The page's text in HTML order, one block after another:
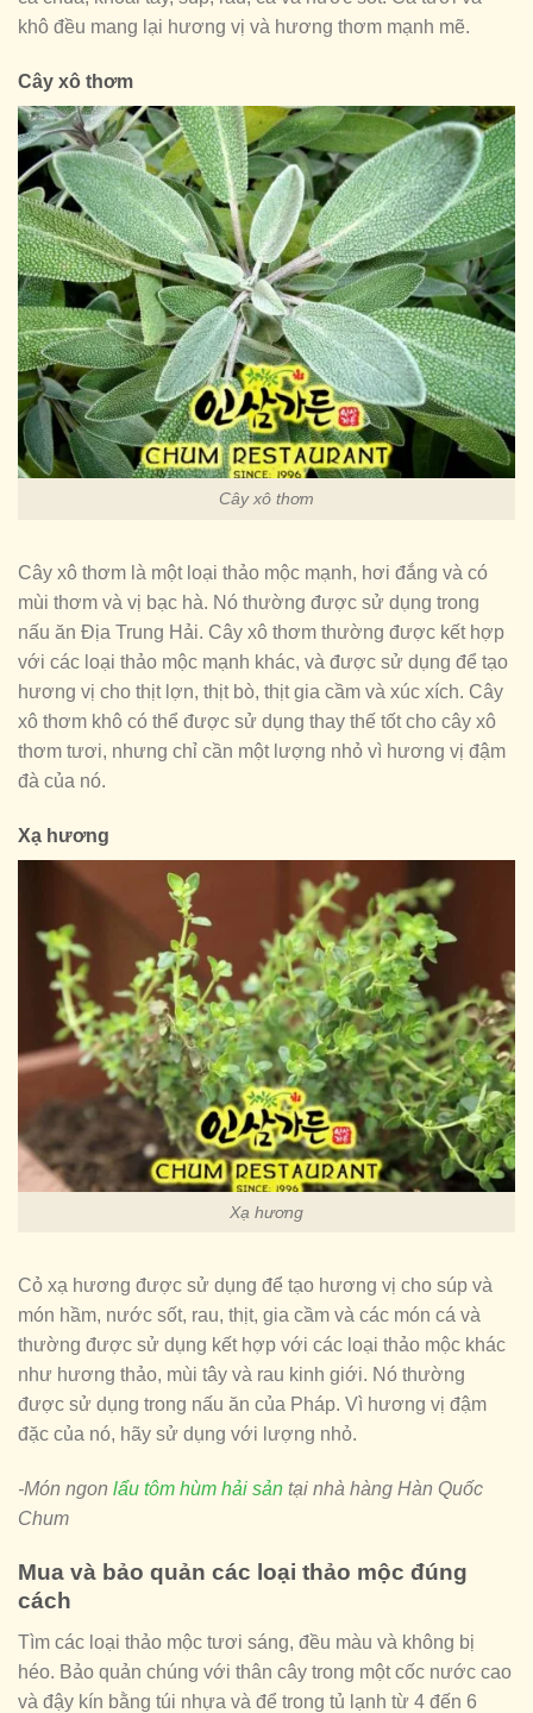
khô đều mang lại hương vị và hương thơm mạnh mẽ.
Cây xô thơm
Cây xô thơm
Cây xô thơm là một loại thảo mộc mạnh, hơi đắng và có
mùi thơm và vị bạc hà. Nó thường được sử dụng trong
nấu ăn Địa Trung Hải. Cây xô thơm thường được kết hợp
với các loại thảo mộc mạnh khác, và được sử dụng để tạo
hương vị cho thịt lợn, thịt bò, thịt gia cầm và xúc xích. Cây
xô thơm khô có thể được sử dụng thay thế tốt cho cây xô
thơm tươi, nhưng chỉ cần một lượng nhỏ vì hương vị đậm
đà của nó.
Xạ hương
Xạ hương
Cỏ xạ hương được sử dụng để tạo hương vị cho súp và
món hầm, nước sốt, rau, thịt, gia cầm và các món cá và
thường được sử dụng kết hợp với các loại thảo mộc khác
như hương thảo, mùi tây và rau kinh giới. Nó thường
được sử dụng trong nấu ăn của Pháp. Vì hương vị đậm
đặc của nó, hãy sử dụng với lượng nhỏ.
-Món ngon lẩu tôm hùm hải sản tại nhà hàng Hàn Quốc
Chum
Mua và bảo quản các loại thảo mộc đúng
cách
Tìm các loại thảo mộc tươi sáng, đều màu và không bị
héo. Bảo quản chúng với thân cây trong một cốc nước cao
và đậy kín bằng túi nhựa và để trong tủ lạnh từ 4 đến 6